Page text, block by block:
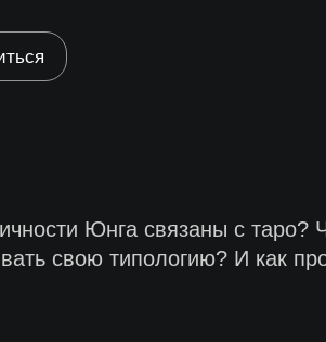
Юнга связаны с таро?
свою типологию? И как